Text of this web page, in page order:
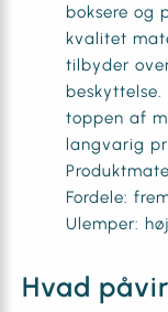
boksere og
kvalitet
tilbyder
toppen af
langvarig
Fordele:
Ulemper:
Hvad